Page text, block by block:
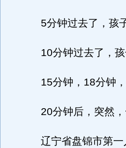
5分钟过去了，孩子
10分钟过去了，孩
15分钟，18分钟
20分钟后，突然，
辽宁省盘锦市第一